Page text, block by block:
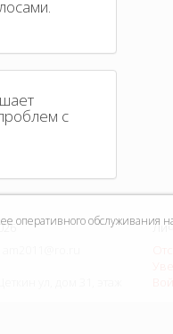
с
оперативного обслуживания